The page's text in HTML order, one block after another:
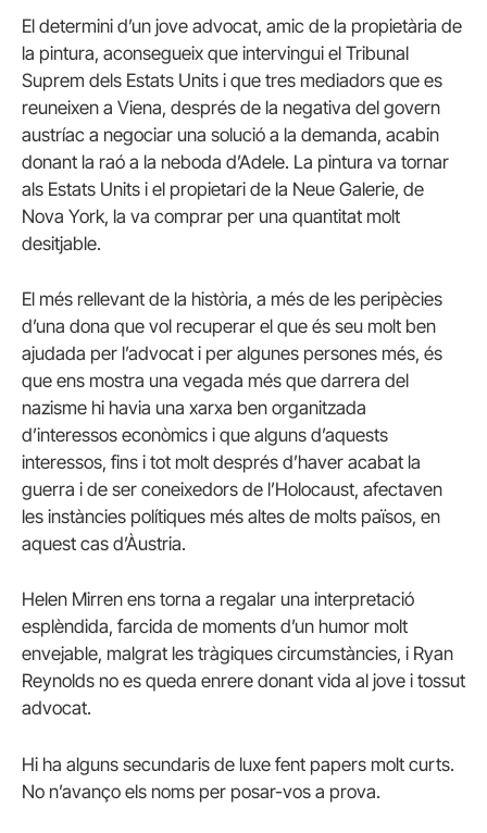
El determini d’un jove advocat, amic de la propietària de
la pintura, aconsegueix que intervingui el Tribunal
Suprem dels Estats Units i que tres mediadors que es
reuneixen a Viena, després de la negativa del govern
austríac a negociar una solució a la demanda, acabin
donant la raó a la neboda d’Adele. La pintura va tornar
als Estats Units i el propietari de la Neue Galerie, de
Nova York, la va comprar per una quantitat molt
desitjable.
El més rellevant de la història, a més de les peripècies
d’una dona que vol recuperar el que és seu molt ben
ajudada per l’advocat i per algunes persones més, és
que ens mostra una vegada més que darrera del
nazisme hi havia una xarxa ben organitzada
d’interessos econòmics i que alguns d’aquests
interessos, fins i tot molt després d’haver acabat la
guerra i de ser coneixedors de l’Holocaust, afectaven
les instàncies polítiques més altes de molts països, en
aquest cas d’Àustria.
Helen Mirren ens torna a regalar una interpretació
esplèndida, farcida de moments d’un humor molt
envejable, malgrat les tràgiques circumstàncies, i Ryan
Reynolds no es queda enrere donant vida al jove i tossut
advocat.
Hi ha alguns secundaris de luxe fent papers molt curts.
No n’avanço els noms per posar-vos a prova.